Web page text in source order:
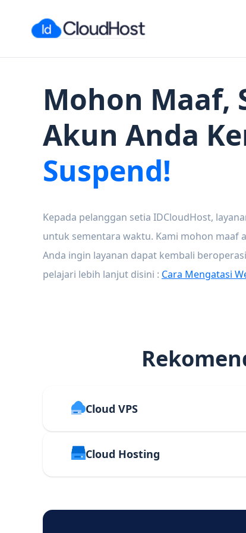
Mohon Maaf,
Akun Anda
Suspend!
Kepada pelanggan setia IDCloudHost,
untuk sementara waktu. Kami mohon maaf
Anda ingin layanan dapat kembali
pelajari lebih lanjut disini : Cara Mengatasi
Cloud VPS
Cloud Hosting